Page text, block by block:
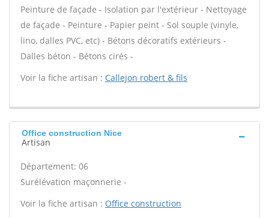
Peinture de façade - Isolation par l'extérieur - Nettoyage
de façade - Peinture - Papier peint - Sol souple (vinyle,
lino, dalles PVC, etc) - Bétons décoratifs extérieurs -
Dalles béton - Bétons cirés -
Voir la fiche artisan : Callejon robert & fils
Office construction Nice
Artisan
Département: 06
Surélévation maçonnerie -
Voir la fiche artisan : Office construction